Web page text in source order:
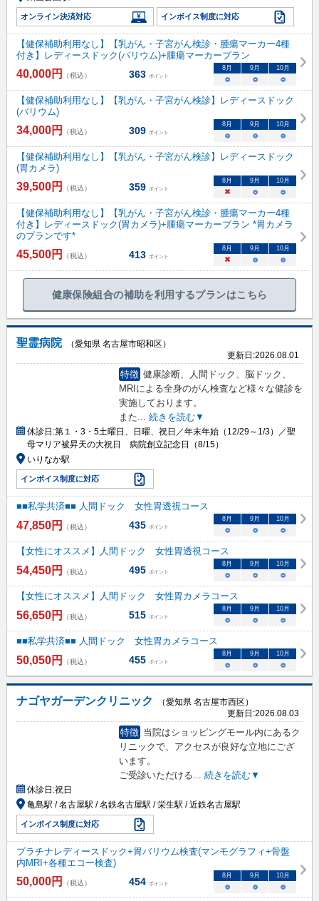
オンライン決済対応 インボイス制度に対応
【健保補助利用なし】【乳がん・子宮がん検診・腫瘍マーカー4種
付き】レディースドック(バリウム)+腫瘍マーカープラン
40,000円 （税込） 363 ポイント
8 月 9 月 10月
○ ○ ○
【健保補助利用なし】【乳がん・子宮がん検診】レディースドック
(バリウム)
34,000円 （税込） 309 ポイント
8 月 9 月 10月
○ ○ ○
【健保補助利用なし】【乳がん・子宮がん検診】レディースドック
(胃カメラ)
39,500円 （税込） 359 ポイント
8 月 9 月 10月
× ○ ○
【健保補助利用なし】【乳がん・子宮がん検診・腫瘍マーカー4種
付き】レディースドック(胃カメラ)+腫瘍マーカープラン *胃カメラ
のプランです*
45,500円 （税込） 413 ポイント
8 月 9 月 10月
× ○ ○
健康保険組合の補助を利用するプランはこちら
聖霊病院
（愛知県 名古屋市昭和区）
更新日:2026.08.01
特徴 健康診断、人間ドック、脳ドック、
MRIによる全身のがん検査など様々な健診を
実施しております。
また... 続きを読む▼
休診日:第１・3・5土曜日、日曜、祝日／年末年始（12/29～1/3）／聖
母マリア被昇天の大祝日 病院創立記念日（8/15）
いりなか駅
インボイス制度に対応
■■私学共済■■ 人間ドック 女性胃透視コース
47,850円 （税込） 435 ポイント
8月 9月 10月
○ ○ ○
【女性にオススメ】人間ドック 女性胃透視コース
54,450円 （税込） 495 ポイント
8月 9月 10月
○ ○ ○
【女性にオススメ】人間ドック 女性胃カメラコース
56,650円 （税込） 515 ポイント
8月 9月 10月
○ ○ ○
■■私学共済■■ 人間ドック 女性胃カメラコース
50,050円 （税込） 455 ポイント
8月 9月 10月
○ ○ ○
ナゴヤガーデンクリニック
（愛知県 名古屋市西区）
更新日:2026.08.03
特徴 当院はショッピングモール内にあるク
リニックで、アクセスが良好な立地にござ
います。
ご受診いただける
続きを読む▼
休診日:祝日
亀島駅 / 名古屋駅 / 名鉄名古屋駅 / 栄生駅 / 近鉄名古屋駅
インボイス制度に対応
プラチナレディースドック+胃バリウム検査(マンモグラフィ+骨盤
内MRI+各種エコー検査)
50,000円 （税込） 454 ポイント
8 月 9 月 10月
○ ○ ○